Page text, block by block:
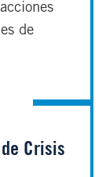
de
Crisis